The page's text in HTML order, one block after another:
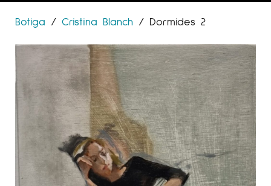
Botiga / Cristina Blanch / Dormides 2